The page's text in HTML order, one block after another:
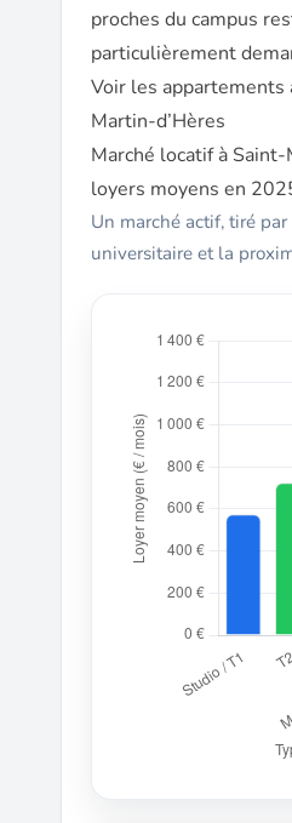
proches du campus
particulièrement
Voir les appartements
Martin-d’Hères
Marché locatif à
loyers moyens en
Un marché actif, tiré
universitaire et la